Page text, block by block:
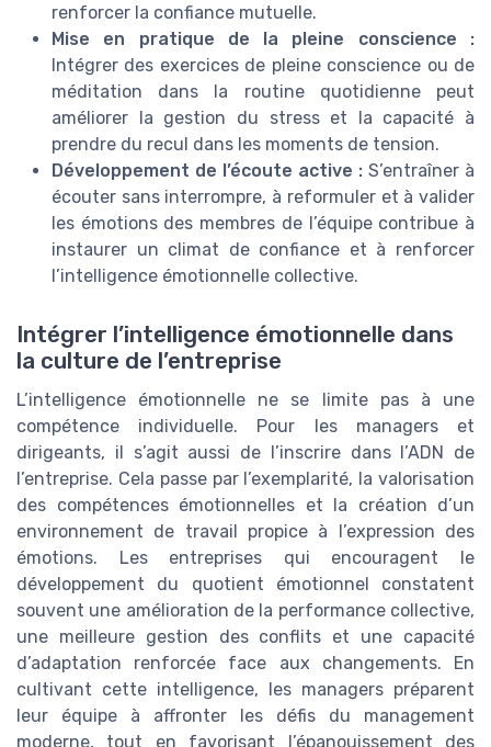
renforcer la confiance mutuelle.
Mise en pratique de la pleine conscience :
Intégrer des exercices de pleine conscience ou de
méditation dans la routine quotidienne peut
améliorer la gestion du stress et la capacité à
prendre du recul dans les moments de tension.
Développement de l’écoute active : S’entraîner à
écouter sans interrompre, à reformuler et à valider
les émotions des membres de l’équipe contribue à
instaurer un climat de confiance et à renforcer
l’intelligence émotionnelle collective.
Intégrer l’intelligence émotionnelle dans
la culture de l’entreprise
L’intelligence émotionnelle ne se limite pas à une
compétence individuelle. Pour les managers et
dirigeants, il s’agit aussi de l’inscrire dans l’ADN de
l’entreprise. Cela passe par l’exemplarité, la valorisation
des compétences émotionnelles et la création d’un
environnement de travail propice à l’expression des
émotions. Les entreprises qui encouragent le
développement du quotient émotionnel constatent
souvent une amélioration de la performance collective,
une meilleure gestion des conflits et une capacité
d’adaptation renforcée face aux changements. En
cultivant cette intelligence, les managers préparent
leur équipe à affronter les défis du management
moderne, tout en favorisant l’épanouissement des